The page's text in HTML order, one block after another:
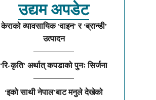
उद्यम अपडेट
केराको व्यावसायिक ‘वाइन’ र ‘ब्रान्डी’
उत्पादन
‘रि-कृति’ अर्थात् कपडाको पुनः सिर्जना
‘इको साथी नेपाल’बाट मनुले देखेको